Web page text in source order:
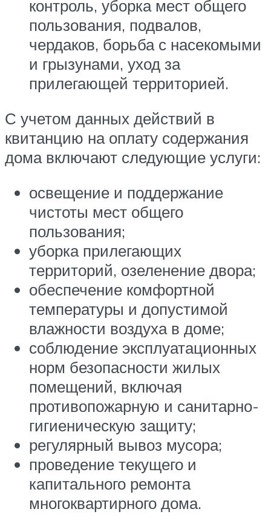
контроль, уборка мест общего
пользования, подвалов,
чердаков, борьба с насекомыми
и грызунами, уход за
прилегающей территорией.
С учетом данных действий в
квитанцию на оплату содержания
дома включают следующие услуги:
освещение и поддержание
чистоты мест общего
пользования;
уборка прилегающих
территорий, озеленение двора;
обеспечение комфортной
температуры и допустимой
влажности воздуха в доме;
соблюдение эксплуатационных
норм безопасности жилых
помещений, включая
противопожарную и санитарно-
гигиеническую защиту;
регулярный вывоз мусора;
проведение текущего и
капитального ремонта
многоквартирного дома.